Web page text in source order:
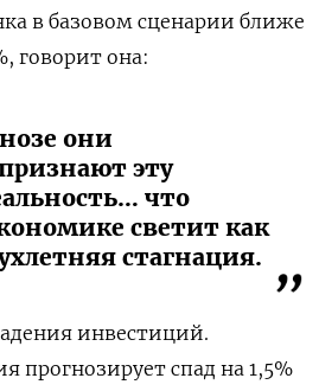
в базовом сценарии ближе
говорит она:
они
эту
что
светит как
стагнация.
инвестиций.
прогнозирует спад на 1,5%